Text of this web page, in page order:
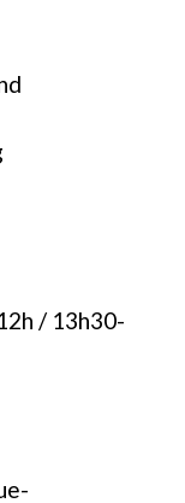
/ 13h30-